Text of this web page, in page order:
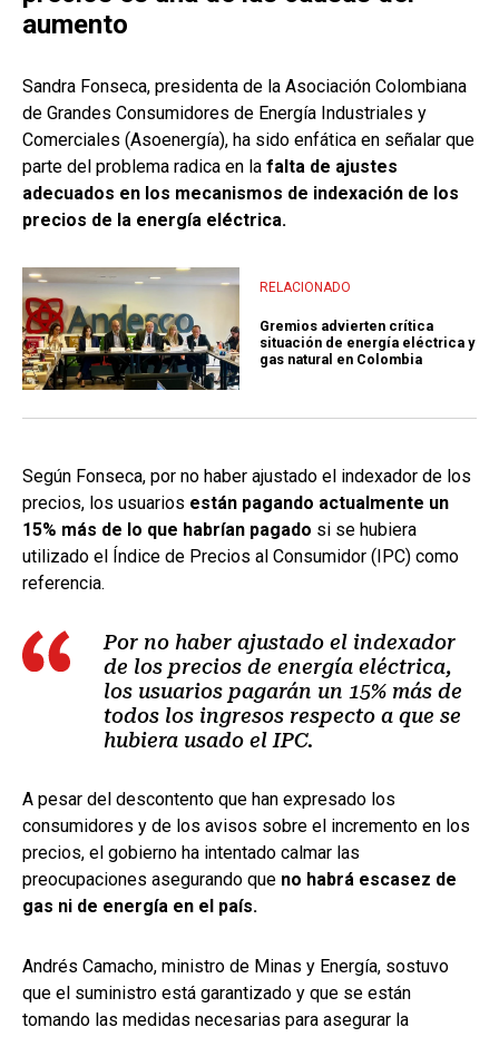
aumento
Sandra Fonseca, presidenta de la Asociación Colombiana
de Grandes Consumidores de Energía Industriales y
Comerciales (Asoenergía), ha sido enfática en señalar que
parte del problema radica en la falta de ajustes
adecuados en los mecanismos de indexación de los
precios de la energía eléctrica.
RELACIONADO
Gremios advierten crítica
situación de energía eléctrica y
gas natural en Colombia
Según Fonseca, por no haber ajustado el indexador de los
precios, los usuarios están pagando actualmente un
15% más de lo que habrían pagado si se hubiera
utilizado el Índice de Precios al Consumidor (IPC) como
referencia.
Por no haber ajustado el indexador
de los precios de energía eléctrica,
los usuarios pagarán un 15% más de
todos los ingresos respecto a que se
hubiera usado el IPC.
A pesar del descontento que han expresado los
consumidores y de los avisos sobre el incremento en los
precios, el gobierno ha intentado calmar las
preocupaciones asegurando que no habrá escasez de
gas ni de energía en el país.
Andrés Camacho, ministro de Minas y Energía, sostuvo
que el suministro está garantizado y que se están
tomando las medidas necesarias para asegurar la